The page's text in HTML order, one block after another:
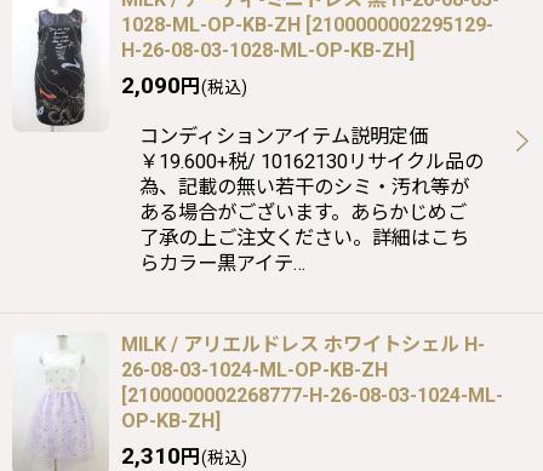
1028-ML-OP-KB-ZH [2100000002295129-
H-26-08-03-1028-ML-OP-KB-ZH]
2,090円(税込)
コンディションアイテム説明定価
￥19.600+税/ 10162130リサイクル品の
為、記載の無い若干のシミ・汚れ等が
ある場合がございます。あらかじめご
了承の上ご注文ください。詳細はこち
らカラー黒アイテ…
MILK / アリエルドレス ホワイトシェル H-
26-08-03-1024-ML-OP-KB-ZH
[2100000002268777-H-26-08-03-1024-ML-
OP-KB-ZH]
2,310円(税込)